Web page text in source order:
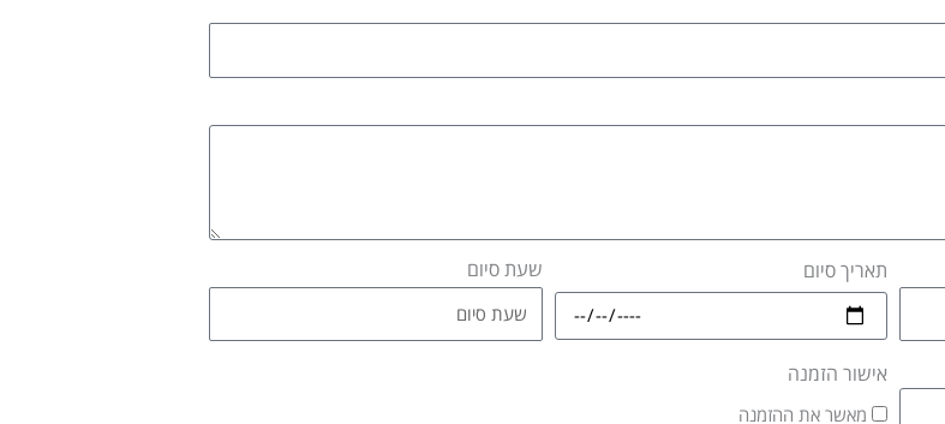
תאריך סיום שעת סיום
אישור הזמנה
מאשר את ההזמנה